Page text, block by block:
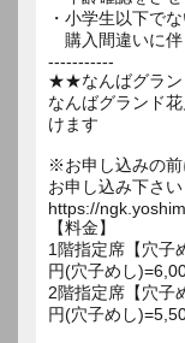
・小学生以下で
購入間違いに伴
-----------
★★なんばグラ
なんばグランド
けます
※お申し込みの前
お申し込み下さい
https://
【料金】
1階指定席【穴子
円(穴子めし
2階指定席【穴子
円(穴子めし